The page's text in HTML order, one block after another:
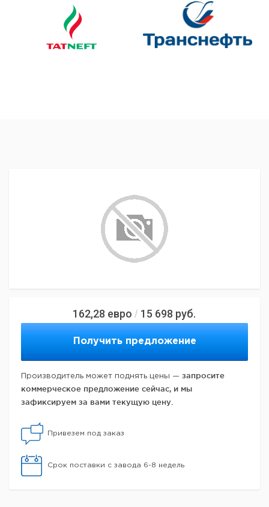
162,28 евро / 15 698 руб.
Получить предложение
Производитель может поднять цены — запросите
коммерческое предложение сейчас, и мы
зафиксируем за вами текущую цену.
Привезем под заказ
Срок поставки с завода 6-8 недель